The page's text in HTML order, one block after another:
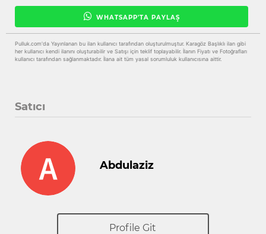
WHATSAPP'TA PAYLAŞ
Pulluk.com'da Yayınlanan bu ilan kullanıcı tarafından oluşturulmuştur. Karagöz Başlıklı ilan gibi
her kullanıcı kendi ilanını oluşturabilir ve Satışı için teklif toplayabilir. İlanın Fiyatı ve Fotoğrafları
kullanıcı tarafından sağlanmaktadır. İlana ait tüm yasal sorumluluk kullanıcısına aittir.
Satıcı
Abdulaziz
Profile Git